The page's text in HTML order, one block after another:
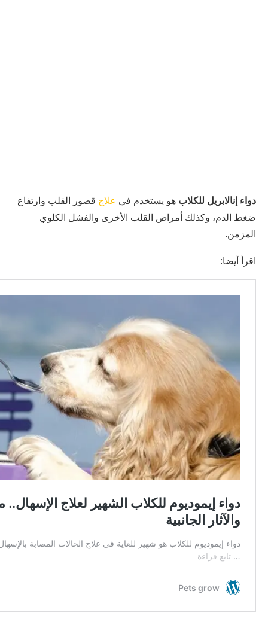
دواء إنالابريل للكلاب هو يستخدم في علاج قصور القلب وارتفاع
ضغط الدم، وكذلك أمراض القلب الأخرى والفشل الكلوي
المزمن.
اقرأ أيضا: